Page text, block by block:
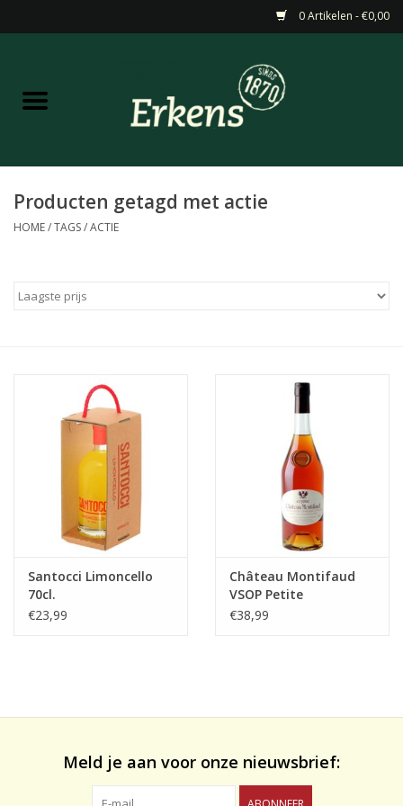
0 Artikelen - €0,00
Home
Barneveldse specialiteiten
Gedistilleerd &
likeuren&Overig
Wijnglazen - openers -karaffen
Producten getagd met actie
HOME/TAGS/ACTIE
Santocci Limoncello
70cl.
€23,99
Château Montifaud
VSOP Petite
Champagne Cognac
€38,99
Meld je aan voor onze nieuwsbrief: